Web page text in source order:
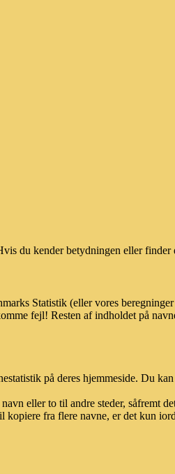
du kender betydningen eller
Statistik (eller vores
fejl! Resten af indholdet på
på deres hjemmeside. Du
eller to til andre steder, såfremt
fra flere navne, er det kun